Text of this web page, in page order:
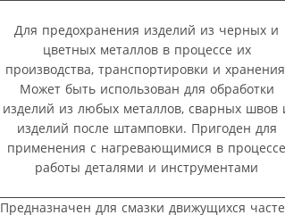
Для предохранения изделий из черных и
цветных металлов в процессе их
производства, транспортировки и
Может быть использован для обработки
изделий из любых металлов, сварных швов
изделий после штамповки. Пригоден для
применения с нагревающимися в процессе
работы деталями и инструментами
Предназначен для смазки движущихся